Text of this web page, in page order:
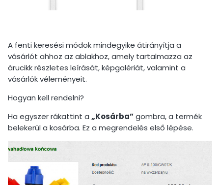
A fenti keresési módok mindegyike átirányítja a
vásárlót ahhoz az ablakhoz, amely tartalmazza az
árucikk részletes leírását, képgalériát, valamint a
vásárlók véleményeit.
Hogyan kell rendelni?
Ha egyszer rákattint a „Kosárba”gombra, a termék
belekerül a kosárba. Ez a megrendelés első lépése.